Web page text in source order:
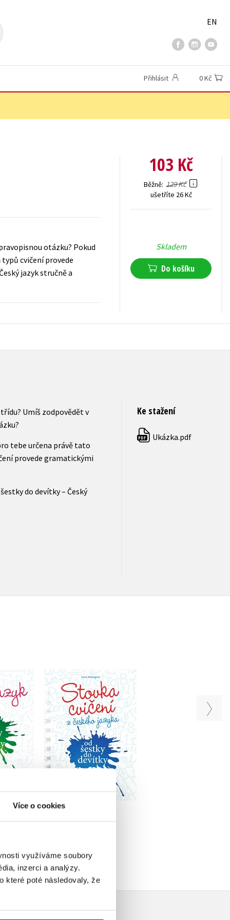
Více o cookies
využíváme soubory
inzerci a analýzy.
které poté následovaly, že
EN
Přihlásit 0 Kč
otázku? Pokud
cvičení provede
jazyk stručně a
103 Kč
Běžně 129 Kč
ušetříte 26 Kč
Skladem
Do košíku
Umíš zodpovědět v
tebe určena právě tato
provede gramatickými
do devítky – Český
Ke stažení
PDF Ukázka.pdf
šestky
ZŠ
149 Kč
Stovka cvičení z
českého jazyka od
šestky do devítky
Lucie Honsigová
Marie Hanzová
Karel Kamiš
Olga Příborská